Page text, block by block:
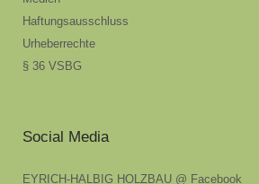
Haftungsausschluss
Urheberrechte
§ 36 VSBG
Social Media
EYRICH-HALBIG HOLZBAU @ Facebook